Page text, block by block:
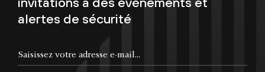
alertes de sécurité